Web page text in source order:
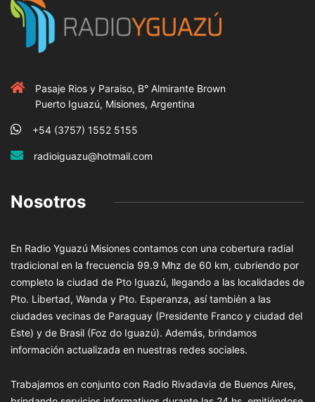
Pasaje Rios y Paraiso, B° Almirante Brown
Puerto Iguazú, Misiones, Argentina
+54 (3757) 1552 5155
radioiguazu@hotmail.com
Nosotros
En Radio Yguazú Misiones contamos con una cobertura radial
tradicional en la frecuencia 99.9 Mhz de 60 km, cubriendo por
completo la ciudad de Pto Iguazú, llegando a las localidades de
Pto. Libertad, Wanda y Pto. Esperanza, así también a las
ciudades vecinas de Paraguay (Presidente Franco y ciudad del
Este) y de Brasil (Foz do Iguazú). Además, brindamos
información actualizada en nuestras redes sociales.
Trabajamos en conjunto con Radio Rivadavia de Buenos Aires,